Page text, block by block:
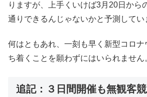
りますが、上手くいけば3月20日から
通りできるんじゃないかと予測してい
何はともあれ、一刻も早く新型コロ
ち着くことを願わずにはいられません
追記：３日間開催も無観客